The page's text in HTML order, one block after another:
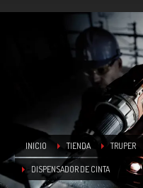
INICIO TIENDA TRUPER
DISPENSADOR DE CINTA